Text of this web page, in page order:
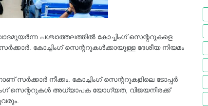
പശ്ചാത്തലത്തിൽ കോച്ചിംഗ് സെന്ററുകളെ
കോച്ചിംഗ് സെന്ററുകൾക്കായുള്ള ദേശീയ നിയമം
സർക്കാർ നീക്കം. കോച്ചിംഗ് സെന്ററുകളിലെ ടോപ്പർ
സെന്ററുകൾ അധ്യാപക യോഗ്യത, വിജയനിരക്ക്